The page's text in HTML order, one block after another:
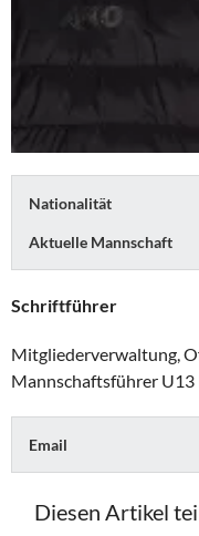
Nationalität
Aktuelle Mannschaft
Schriftführer
Mitgliederverwaltung,
Mannschaftsführer U13
Email
Diesen Artikel